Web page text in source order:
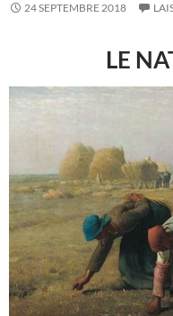
24 SEPTEMBRE 2018
LE